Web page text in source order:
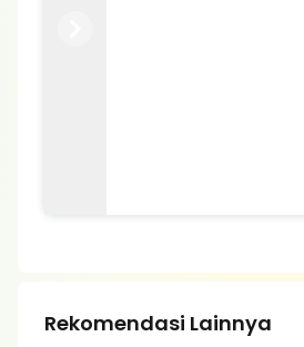
Rekomendasi Lainnya